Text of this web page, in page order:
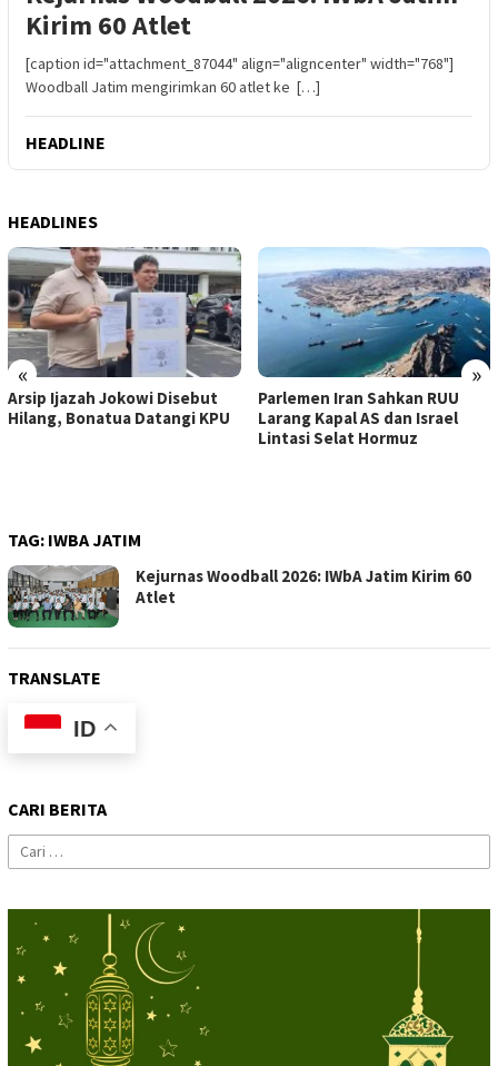
Kirim 60 Atlet
[caption id="attachment_87044" align="aligncenter" width="768"]
Woodball Jatim mengirimkan 60 atlet ke […]
HEADLINE
HEADLINES
« »
Arsip Ijazah Jokowi Disebut
Hilang, Bonatua Datangi KPU
Parlemen Iran Sahkan RUU
Larang Kapal AS dan Israel
Lintasi Selat Hormuz
TAG: IWBA JATIM
Kejurnas Woodball 2026: IWbA Jatim Kirim 60
Atlet
TRANSLATE
ID
CARI BERITA
Cari
untuk: